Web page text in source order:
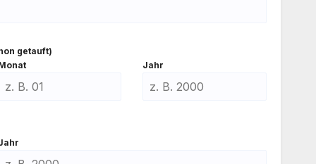
getauft)
Jahr